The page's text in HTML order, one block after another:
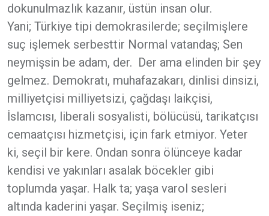
dokunulmazlık kazanır, üstün insan olur.
Yani; Türkiye tipi demokrasilerde; seçilmişlere
suç işlemek serbesttir Normal vatandaş; Sen
neymişsin be adam, der. Der ama elinden bir şey
gelmez. Demokratı, muhafazakarı, dinlisi dinsizi,
milliyetçisi milliyetsizi, çağdaşı laikçisi,
İslamcısı, liberali sosyalisti, bölücüsü, tarikatçısı
cemaatçısı hizmetçisi, için fark etmiyor. Yeter
ki, seçil bir kere. Ondan sonra ölünceye kadar
kendisi ve yakınları asalak böcekler gibi
toplumda yaşar. Halk ta; yaşa varol sesleri
altında kaderini yaşar. Seçilmiş iseniz;